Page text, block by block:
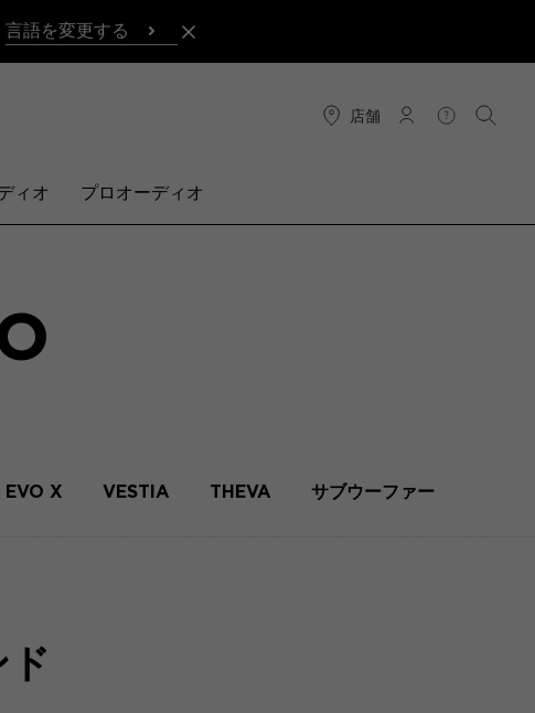
言語を変更する
店舗
接続 ヘルプ検索
ィオ プロオーディオ
X VESTIA THEVA サブウーファー